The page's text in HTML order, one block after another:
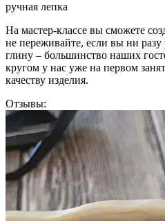
ручная лепка
На мастер-классе вы сможете
не переживайте, если вы ни
глину – большинство наших
кругом у нас уже на первом
качеству изделия.
Отзывы: